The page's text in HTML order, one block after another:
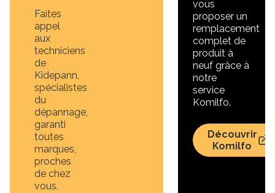
Faites
appel
aux
techniciens
de
Kidepann,
spécialistes
du
dépannage,
garanti
toutes
marques,
proches
de chez
vous.
vous
proposer un
remplacement
complet de
produit à
neuf grâce à
notre
service
Komilfo.
Découvrir
Komilfo